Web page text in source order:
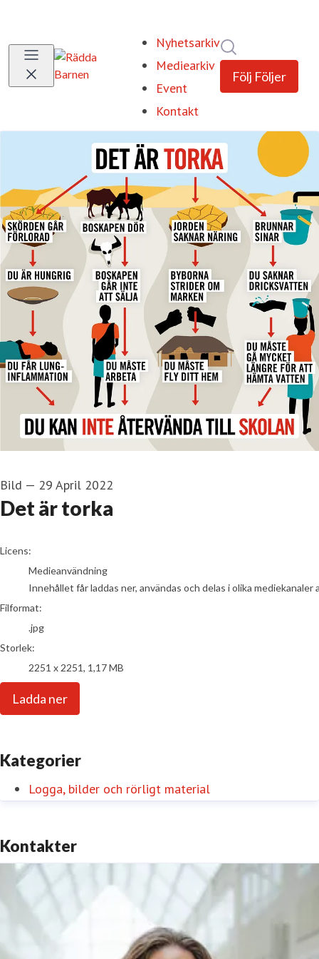
Nyhetsarkiv
Mediearkiv
Event
Kontakt
Följ Följer
Bild — 29 April 2022
Det är torka
go to media item
Licens:
Medieanvändning
Innehållet får laddas ner, användas och delas i olika
Filformat:
.jpg
Storlek:
2251 x 2251, 1,17 MB
Ladda ner
Kategorier
Logga, bilder och rörligt material
Kontakter